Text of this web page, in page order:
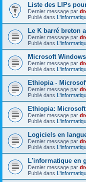
Liste des LIPs
Dernier message par
Publié dans
Le K barré breton
Dernier message par
Publié dans
Microsoft
Dernier message par
Publié dans
Ethiopia -
Dernier message par
Publié dans
Ethiopia:
Dernier message par
Publié dans
Logiciels en
Dernier message par
Publié dans
L'informatique en
Dernier message par
Publié dans